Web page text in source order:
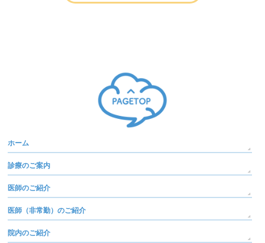
ホーム
診療のご案内
医師のご紹介
医師（非常勤）のご紹介
院内のご紹介